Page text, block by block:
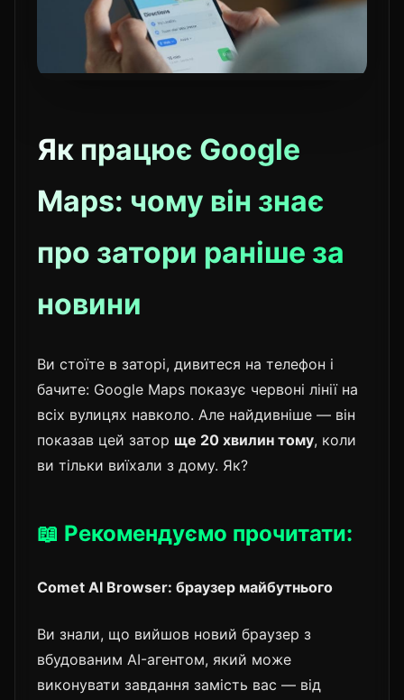
Як працює Google
Maps: чому він знає
про затори раніше за
новини
Ви стоїте в заторі, дивитеся на телефон і
бачите: Google Maps показує червоні лінії на
всіх вулицях навколо. Але найдивніше — він
показав цей затор ще 20 хвилин тому, коли
ви тільки виїхали з дому. Як?
📖 Рекомендуємо прочитати:
Comet AI Browser: браузер майбутнього
Ви знали, що вийшов новий браузер з
вбудованим AI-агентом, який може
виконувати завдання замість вас — від